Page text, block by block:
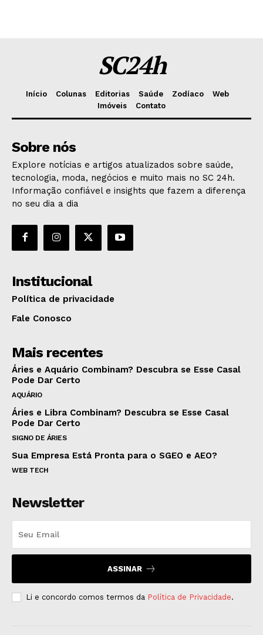
SC24h
Início Colunas Editorias Saúde Zodíaco
Web
Imóveis
Contato
Sobre nós
Explore notícias e artigos atualizados sobre saúde,
tecnologia, moda, negócios e muito mais no SC 24h.
Informação confiável e insights que fazem a diferença
no seu dia a dia
Institucional
Política de privacidade
Fale Conosco
Mais recentes
Áries e Aquário Combinam? Descubra se Esse Casal
Pode Dar Certo
AQUÁRIO
Áries e Libra Combinam? Descubra se Esse Casal
Pode Dar Certo
SIGNO DE ÁRIES
Sua Empresa Está Pronta para o SGEO e AEO?
WEB TECH
Newsletter
ASSINAR
Li e concordo comos termos da Política de Privacidade.